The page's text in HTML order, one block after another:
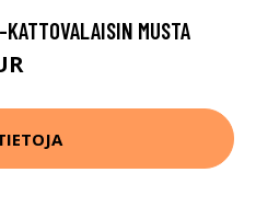
MUSTA